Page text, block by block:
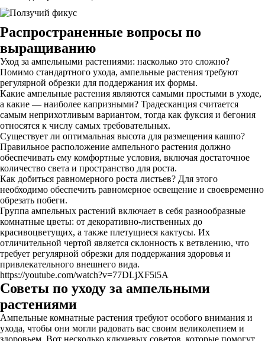
Распространенные вопросы по
выращиванию
Уход за ампельными растениями: насколько это сложно?
Помимо стандартного ухода, ампельные растения требуют
регулярной обрезки для поддержания их формы.
Какие ампельные растения являются самыми простыми в уходе,
а какие — наиболее капризными? Традесканция считается
самым неприхотливым вариантом, тогда как фуксия и бегония
относятся к числу самых требовательных.
Существует ли оптимальная высота для размещения кашпо?
Правильное расположение ампельного растения должно
обеспечивать ему комфортные условия, включая достаточное
количество света и пространство для роста.
Как добиться равномерного роста листьев? Для этого
необходимо обеспечить равномерное освещение и своевременно
обрезать побеги.
Группа ампельных растений включает в себя разнообразные
комнатные цветы: от декоративно-лиственных до
красивоцветущих, а также плетущиеся кактусы. Их
отличительной чертой является склонность к ветвлению, что
требует регулярной обрезки для поддержания здоровья и
привлекательного внешнего вида.
https://youtube.com/watch?v=77DLjXF5i5A
Советы по уходу за ампельными
растениями
Ампельные комнатные растения требуют особого внимания и
ухода, чтобы они могли радовать вас своим великолепием и
здоровьем. Вот несколько ключевых советов, которые помогут